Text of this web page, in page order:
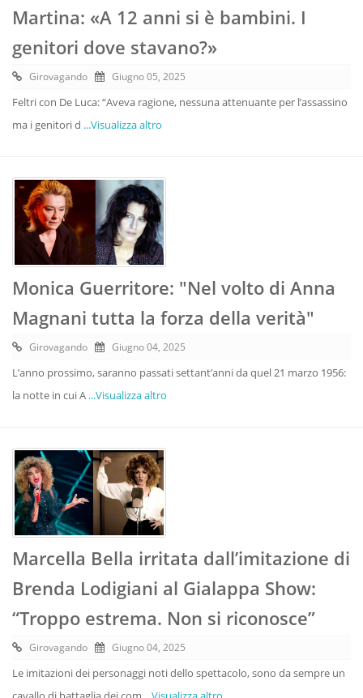
Martina: «A 12 anni si è bambini. I
genitori dove stavano?»
Girovagando Giugno 05, 2025
Feltri con De Luca: “Aveva ragione, nessuna attenuante per l’assassino
ma i genitori d ...Visualizza altro
Monica Guerritore: "Nel volto di Anna
Magnani tutta la forza della verità"
Girovagando Giugno 04, 2025
L’anno prossimo, saranno passati settant’anni da quel 21 marzo 1956:
la notte in cui A ...Visualizza altro
Marcella Bella irritata dall’imitazione di
Brenda Lodigiani al Gialappa Show:
“Troppo estrema. Non si riconosce”
Girovagando Giugno 04, 2025
Le imitazioni dei personaggi noti dello spettacolo, sono da sempre un